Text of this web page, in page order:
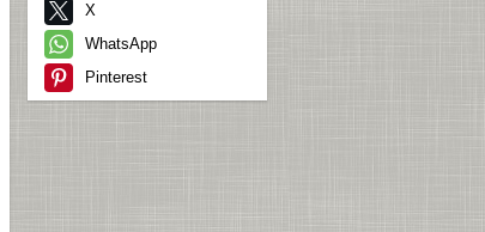
X
WhatsApp
Pinterest